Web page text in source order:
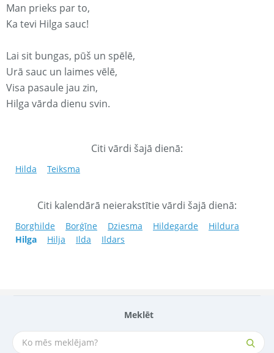
Meklēt
Man prieks par to,
Ka tevi Hilga sauc!
Lai sit bungas, pūš un spēlē,
Urā sauc un laimes vēlē,
Visa pasaule jau zin,
Hilga vārda dienu svin.
Citi vārdi šajā dienā:
Hilda Teiksma
Citi kalendārā neierakstītie vārdi šajā dienā:
Borghilde Borģīne Dziesma Hildegarde
Hildura
Hilga
Hilja Ilda Ildars